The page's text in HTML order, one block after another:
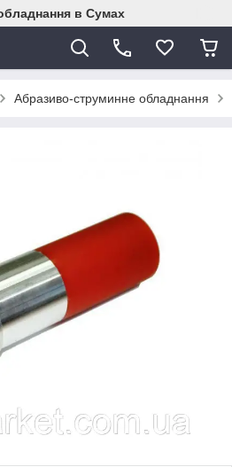
в Сумах
Абразиво-струминне обладнання